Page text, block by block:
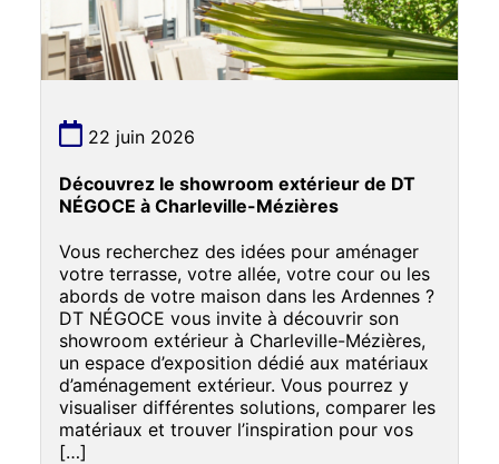
22 juin 2026
Découvrez le showroom extérieur de DT
NÉGOCE à Charleville-Mézières
Vous recherchez des idées pour aménager
votre terrasse, votre allée, votre cour ou les
abords de votre maison dans les Ardennes ?
DT NÉGOCE vous invite à découvrir son
showroom extérieur à Charleville-Mézières,
un espace d’exposition dédié aux matériaux
d’aménagement extérieur. Vous pourrez y
visualiser différentes solutions, comparer les
matériaux et trouver l’inspiration pour vos
[…]